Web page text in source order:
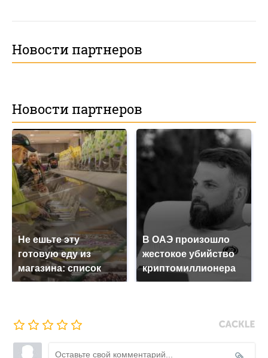
Новости партнеров
Новости партнеров
Не ешьте эту
готовую еду из
магазина: список
В ОАЭ произошло
жестокое убийство
криптомиллионера